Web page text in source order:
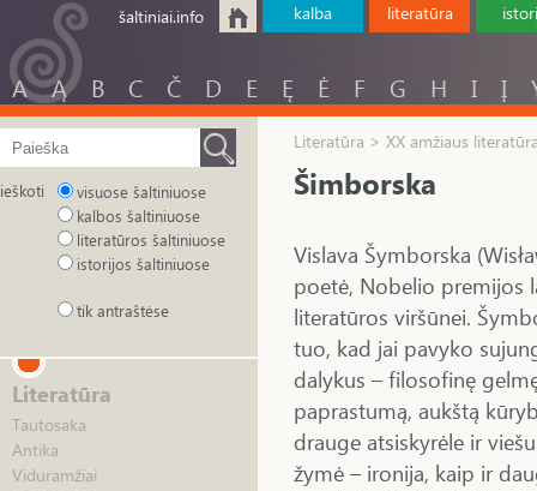
šaltiniai.info kalba literatūra
A Ą B C Č D E Ę Ė F G H I Į
ieškoti
visuose šaltiniuose
kalbos šaltiniuose
literatūros šaltiniuose
istorijos šaltiniuose
tik antraštėse
Literatūra
Tautosaka
Antika
Viduramžiai
Literatūra > XX amžiaus
Šimborska
Vislava Šymborska
poetė, Nobelio premijos
literatūros viršūnei.
tuo, kad jai pavyko
dalykus – filosofinę
paprastumą, aukštą
drauge atsiskyrėle ir
žymė – ironija, kaip ir